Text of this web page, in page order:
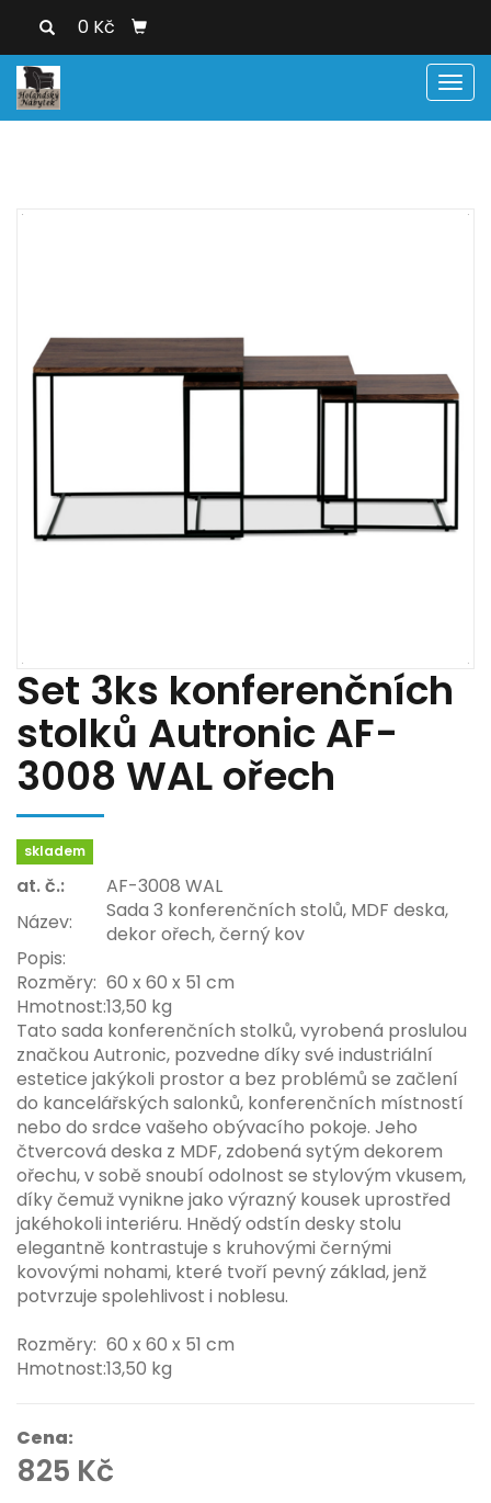
0 Kč
Set 3ks konferenčních
stolků Autronic AF-
3008 WAL ořech
skladem
at. č.:
AF-3008 WAL
Název:
Sada 3 konferenčních stolů, MDF deska,
dekor ořech, černý kov
Popis:
Rozměry: 60 x 60 x 51 cm
Hmotnost:13,50 kg
Tato sada konferenčních stolků, vyrobená proslulou
značkou Autronic, pozvedne díky své industriální
estetice jakýkoli prostor a bez problémů se začlení
do kancelářských salonků, konferenčních místností
nebo do srdce vašeho obývacího pokoje. Jeho
čtvercová deska z MDF, zdobená sytým dekorem
ořechu, v sobě snoubí odolnost se stylovým vkusem,
díky čemuž vynikne jako výrazný kousek uprostřed
jakéhokoli interiéru. Hnědý odstín desky stolu
elegantně kontrastuje s kruhovými černými
kovovými nohami, které tvoří pevný základ, jenž
potvrzuje spolehlivost i noblesu.
Rozměry: 60 x 60 x 51 cm
Hmotnost:13,50 kg
Cena:
825 Kč